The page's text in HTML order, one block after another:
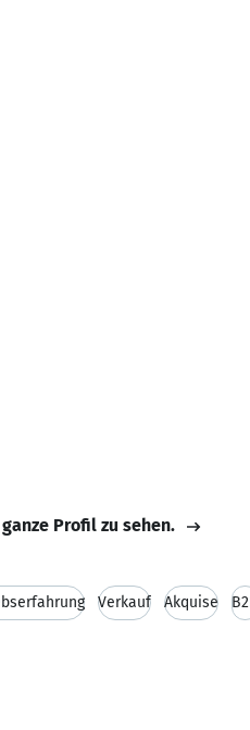
Profil zu sehen.
Verkauf Akquise